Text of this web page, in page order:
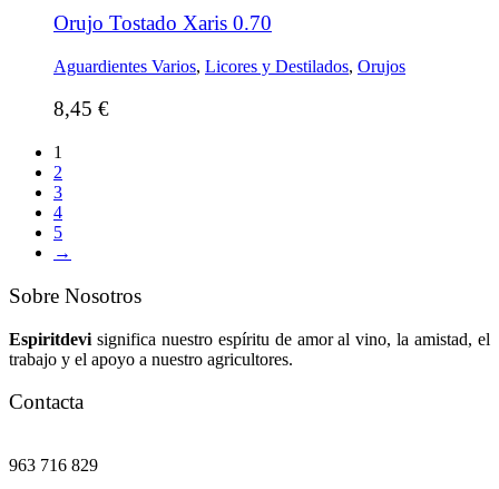
Orujo Tostado Xaris 0.70
Aguardientes Varios, Licores y Destilados, Orujos
8,45 €
1
2
3
4
5
→
Sobre Nosotros
Espiritdevi significa nuestro espíritu de amor al vino, la amistad, el
trabajo y el apoyo a nuestro agricultores.
Contacta
963 716 829